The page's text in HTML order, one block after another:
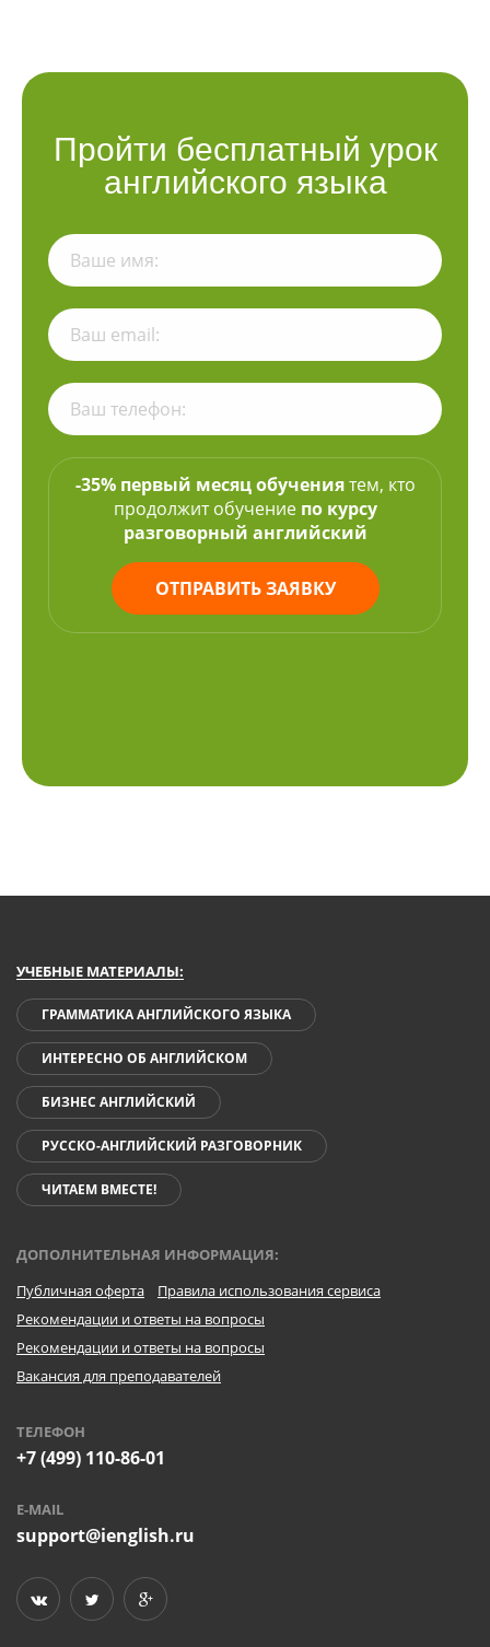
Пройти бесплатный урок
английского языка
-35% первый месяц обучениятем, кто
продолжит обучение по курсу
разговорный английский
ОТПРАВИТЬ ЗАЯВКУ
УЧЕБНЫЕ МАТЕРИАЛЫ:
ГРАММАТИКА АНГЛИЙСКОГО ЯЗЫКА
ИНТЕРЕСНО ОБ АНГЛИЙСКОМ
БИЗНЕС АНГЛИЙСКИЙ
РУССКО-АНГЛИЙСКИЙ РАЗГОВОРНИК
ЧИТАЕМ ВМЕСТЕ!
ДОПОЛНИТЕЛЬНАЯ ИНФОРМАЦИЯ:
Публичная оферта
Правила использования сервиса
Рекомендации и ответы на вопросы
Рекомендации и ответы на вопросы
Вакансия для преподавателей
ТЕЛЕФОН
+7 (499) 110-86-01
E-MAIL
support@ienglish.ru